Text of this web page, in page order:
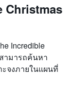
Christmas
Incredible
ามารถค้นหา
ะจงภายในแผนที่